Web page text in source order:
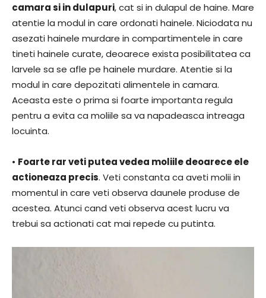
camara si in dulapuri, cat si in dulapul de haine. Mare
atentie la modul in care ordonati hainele. Niciodata nu
asezati hainele murdare in compartimentele in care
tineti hainele curate, deoarece exista posibilitatea ca
larvele sa se afle pe hainele murdare. Atentie si la
modul in care depozitati alimentele in camara.
Aceasta este o prima si foarte importanta regula
pentru a evita ca moliile sa va napadeasca intreaga
locuinta.
• Foarte rar veti putea vedea moliile deoarece ele
actioneaza precis. Veti constanta ca aveti molii in
momentul in care veti observa daunele produse de
acestea. Atunci cand veti observa acest lucru va
trebui sa actionati cat mai repede cu putinta.